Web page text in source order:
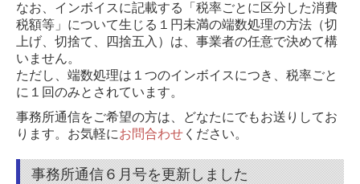
なお、インボイスに記載する「税率ごとに区分した消費
税額等」について生じる１円未満の端数処理の方法（切
上げ、切捨て、四捨五入）は、事業者の任意で決めて構
いません。
ただし、端数処理は１つのインボイスにつき、税率ごと
に１回のみとされています。
事務所通信をご希望の方は、どなたにでもお送りしてお
ります。 お気軽にお問合わせ ください。
事務所通信６月号を更新しました